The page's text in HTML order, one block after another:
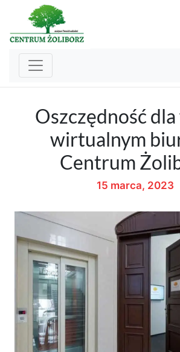
Oszczędność
wirtualnym
Centrum
15 marca, 2023